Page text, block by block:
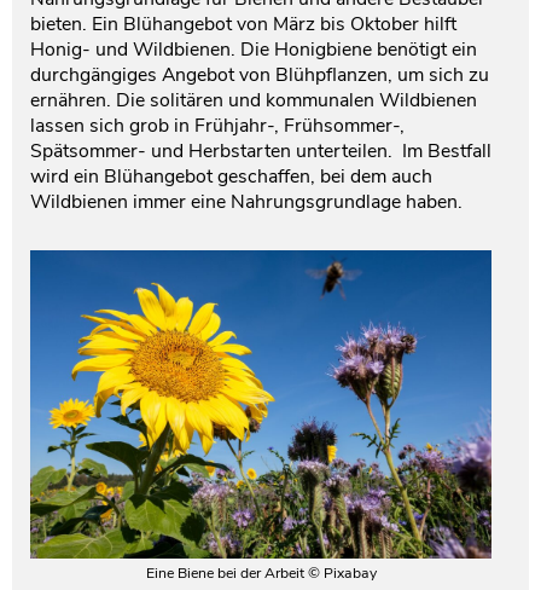
bieten. Ein Blühangebot von März bis Oktober hilft
Honig- und Wildbienen. Die Honigbiene benötigt ein
durchgängiges Angebot von Blühpflanzen, um sich zu
ernähren. Die solitären und kommunalen Wildbienen
lassen sich grob in Frühjahr-, Frühsommer-,
Spätsommer- und Herbstarten unterteilen. Im Bestfall
wird ein Blühangebot geschaffen, bei dem auch
Wildbienen immer eine Nahrungsgrundlage haben.
Eine Biene bei der Arbeit © Pixabay
Testament und Nachlass
Netzwerk- und Kooperationspartner